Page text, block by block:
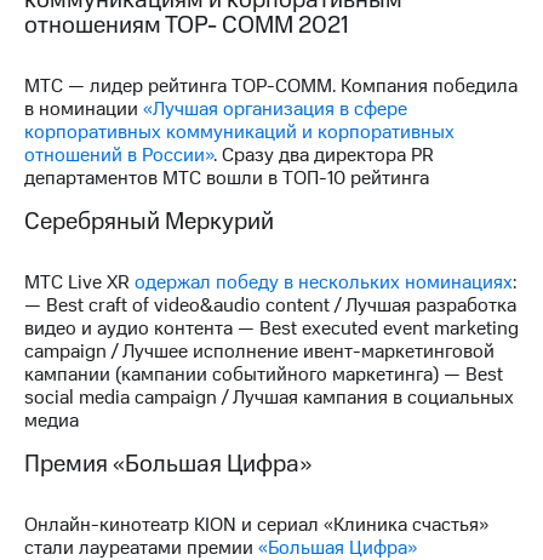
аудит
Рынок
Описание
Программа
приобретения
Порядок
выкупа
акций
Дивиденды
облигаций
Описание
Еврооблигации-2023
Уведомление
о
облигаций
Регистратор
отношениям ТОР- СОММ 2021
МТС — лидер рейтинга TOP-COMM. Компания победила
в номинации «Лучшая организация в сфере
корпоративных коммуникаций и корпоративных
отношений в России». Сразу два директора PR
департаментов МТС вошли в ТОП-10 рейтинга
Серебряный Меркурий
МТС Live XR одержал победу в нескольких номинациях:
— Best craft of video&audio content / Лучшая разработка
видео и аудио контента — Best executed event marketing
campaign / Лучшее исполнение ивент-маркетинговой
кампании (кампании событийного маркетинга) — Best
social media campaign / Лучшая кампания в социальных
медиа
Премия «Большая Цифра»
Онлайн-кинотеатр KION и сериал «Клиника счастья»
стали лауреатами премии «Большая Цифра»